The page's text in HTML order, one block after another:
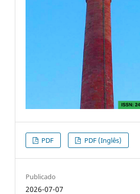
PDF PDF (Inglês)
Publicado
2026-07-07